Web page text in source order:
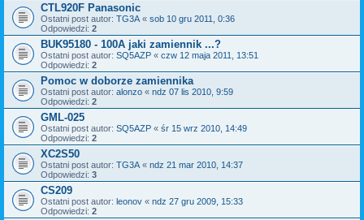
CTL920F Panasonic
Ostatni post autor: TG3A « sob 10 gru 2011, 0:36
Odpowiedzi: 2
BUK95180 - 100A jaki zamiennik ...?
Ostatni post autor: SQ5AZP « czw 12 maja 2011, 13:51
Odpowiedzi: 2
Pomoc w doborze zamiennika
Ostatni post autor: alonzo « ndz 07 lis 2010, 9:59
Odpowiedzi: 2
GML-025
Ostatni post autor: SQ5AZP « śr 15 wrz 2010, 14:49
Odpowiedzi: 2
XC2S50
Ostatni post autor: TG3A « ndz 21 mar 2010, 14:37
Odpowiedzi: 3
CS209
Ostatni post autor: leonov « ndz 27 gru 2009, 15:33
Odpowiedzi: 2